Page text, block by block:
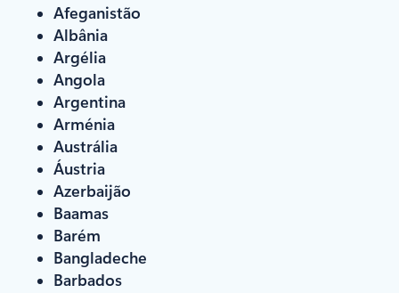
Afeganistão
Albânia
Argélia
Angola
Argentina
Arménia
Austrália
Áustria
Azerbaijão
Baamas
Barém
Bangladeche
Barbados